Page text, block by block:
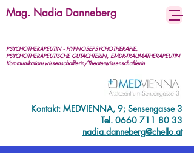
PSYCHOTHERAPEUTIN - HYPNOSEPSYCHOTHERAPIE,
PSYCHOTHERAPEUTISCHE GUTACHTERIN, EMDR-TRAUMATHERAPEUTIN
Kommunikationswissenschaftlerin/Theaterwissenschaftlerin
Kontakt: MEDVIENNA, 9; Sensengasse 3
Tel. 0660 711 80 33
nadia.danneberg@chello.at
Mag. Nadia Danneberg